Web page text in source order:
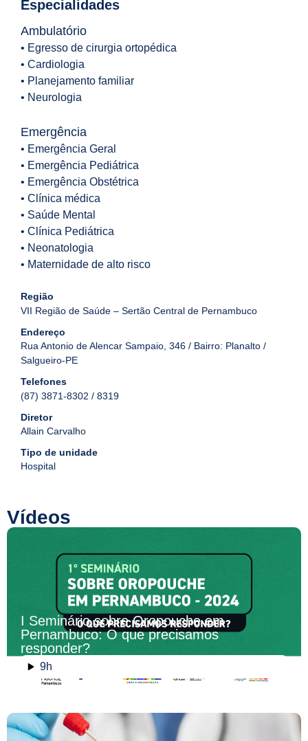
Especialidades
Ambulatório
• Egresso de cirurgia ortopédica
• Cardiologia
• Planejamento familiar
• Neurologia
Emergência
• Emergência Geral
• Emergência Pediátrica
• Emergência Obstétrica
• Clínica médica
• Saúde Mental
• Clínica Pediátrica
• Neonatologia
• Maternidade de alto risco
Região
VII Região de Saúde – Sertão Central de Pernambuco
Endereço
Rua Antonio de Alencar Sampaio, 346 / Bairro: Planalto /
Salgueiro-PE
Telefones
(87) 3871-8302 / 8319
Diretor
Allain Carvalho
Tipo de unidade
Hospital
Vídeos
I Seminário sobre Oropouche em
Pernambuco: O que precisamos
responder?
9h